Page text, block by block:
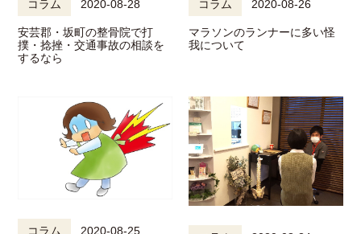
コラム 2020-08-28
安芸郡・坂町の整骨院で打
撲・捻挫・交通事故の相談を
するなら
コラム 2020-08-26
マラソンのランナーに多い怪
我について
コラム 2020-08-25